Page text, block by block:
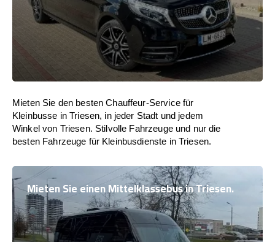
Mieten Sie den besten Chauffeur-Service für
Kleinbusse in Triesen, in jeder Stadt und jedem
Winkel von Triesen. Stilvolle Fahrzeuge und nur die
besten Fahrzeuge für Kleinbusdienste in Triesen.
Mieten Sie einen Mittelklassebus in Triesen.